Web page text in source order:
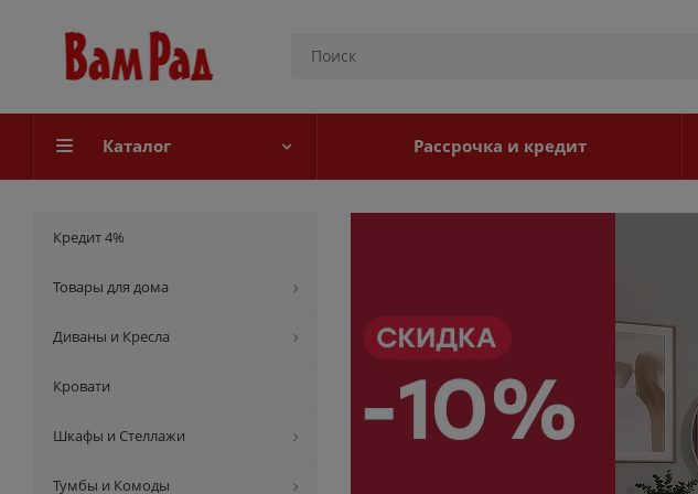
Каталог Рассрочка и кредит
Кредит 4%
Товары для дома
Диваны и Кресла
Кровати
Шкафы и Стеллажи
Тумбы и Комоды